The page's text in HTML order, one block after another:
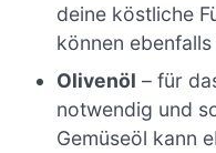
deine köstliche
können
Olivenöl – für
notwendig und
Gemüseöl kann